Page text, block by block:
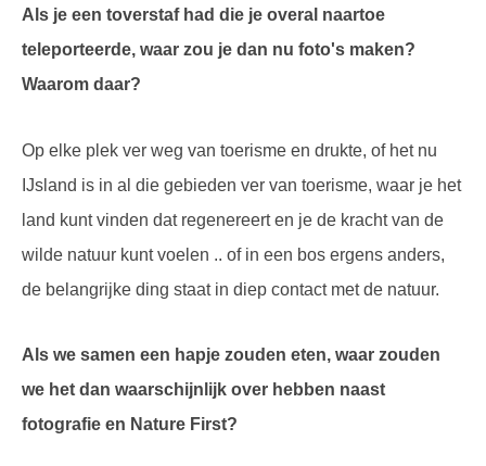
Als je een toverstaf had die je overal naartoe
teleporteerde, waar zou je dan nu foto's maken?
Waarom daar?
Op elke plek ver weg van toerisme en drukte, of het nu
IJsland is in al die gebieden ver van toerisme, waar je het
land kunt vinden dat regenereert en je de kracht van de
wilde natuur kunt voelen .. of in een bos ergens anders,
de belangrijke ding staat in diep contact met de natuur.
Als we samen een hapje zouden eten, waar zouden
we het dan waarschijnlijk over hebben naast
fotografie en Nature First?